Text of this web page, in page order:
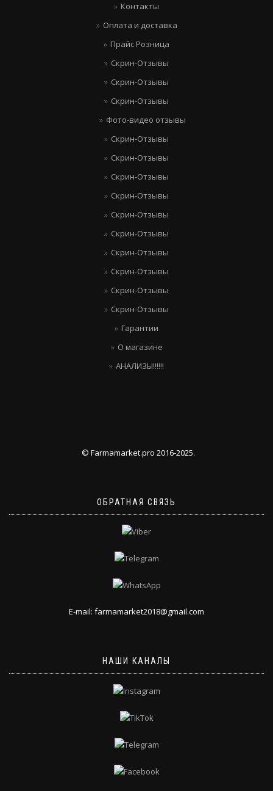
Контакты
Оплата и доставка
Прайс Розница
Скрин-Отзывы
Скрин-Отзывы
Скрин-Отзывы
Фото-видео отзывы
Скрин-Отзывы
Скрин-Отзывы
Скрин-Отзывы
Скрин-Отзывы
Скрин-Отзывы
Скрин-Отзывы
Скрин-Отзывы
Скрин-Отзывы
Скрин-Отзывы
Скрин-Отзывы
Гарантии
О магазине
АНАЛИЗЫ!!!!!!
© Farmamarket.pro 2016-2025.
ОБРАТНАЯ СВЯЗЬ
E-mail: farmamarket2018@gmail.com
НАШИ КАНАЛЫ